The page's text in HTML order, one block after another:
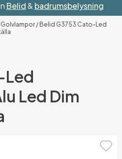
Belid& badrumsbelysning
Golvlampor / Belid G3753 Cato-Led
Led
Led Dim